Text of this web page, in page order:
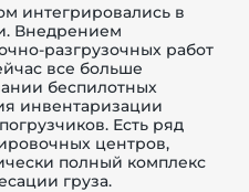
интегрировались в
Внедрением
разгрузочных работ
все больше
беспилотных
инвентаризации
Есть ряд
центров,
полный комплекс
груза.